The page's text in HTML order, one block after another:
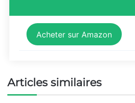
Acheter sur Amazon
Articles similaires